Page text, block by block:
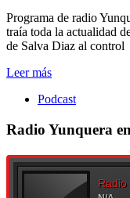
Programa de radio
traía toda la actualidad
de Salva Diaz al control
Leer más
Podcast
Radio Yunquera